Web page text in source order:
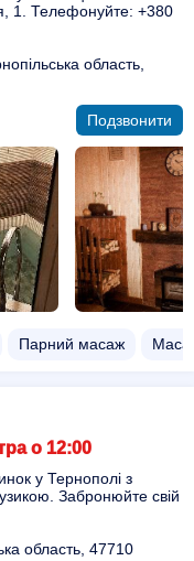
1. Телефонуйте: +380
область,
Подзвонити
Парний масаж
о 12:00
у Тернополі з
Забронюйте свій
область, 47710